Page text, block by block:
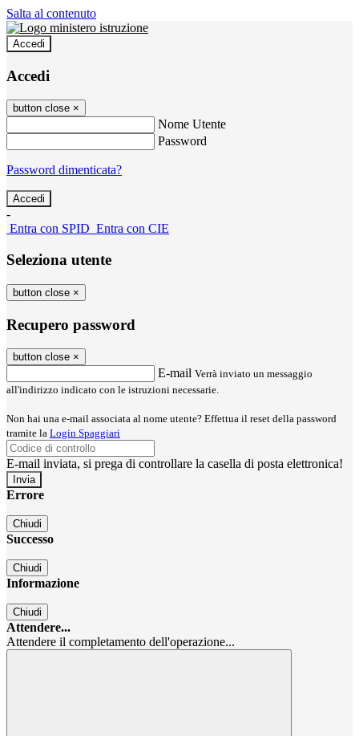
Salta al contenuto
Accedi
Accedi
button close ×
Nome Utente
Password
Password dimenticata?
-
Entra con SPID Entra con CIE
Seleziona utente
button close ×
Recupero password
button close ×
E-mail Verrà inviato un messaggio
all'indirizzo indicato con le istruzioni necessarie.
Non hai una e-mail associata al nome utente? Effettua il reset della password
tramite la Login Spaggiari
E-mail inviata, si prega di controllare la casella di posta elettronica!
Errore
Chiudi
Successo
Chiudi
Informazione
Chiudi
Attendere...
Attendere il completamento dell'operazione...